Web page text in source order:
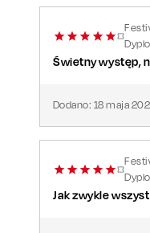
Świetny występ,
Dodano: 18 maja
Jak zwykle